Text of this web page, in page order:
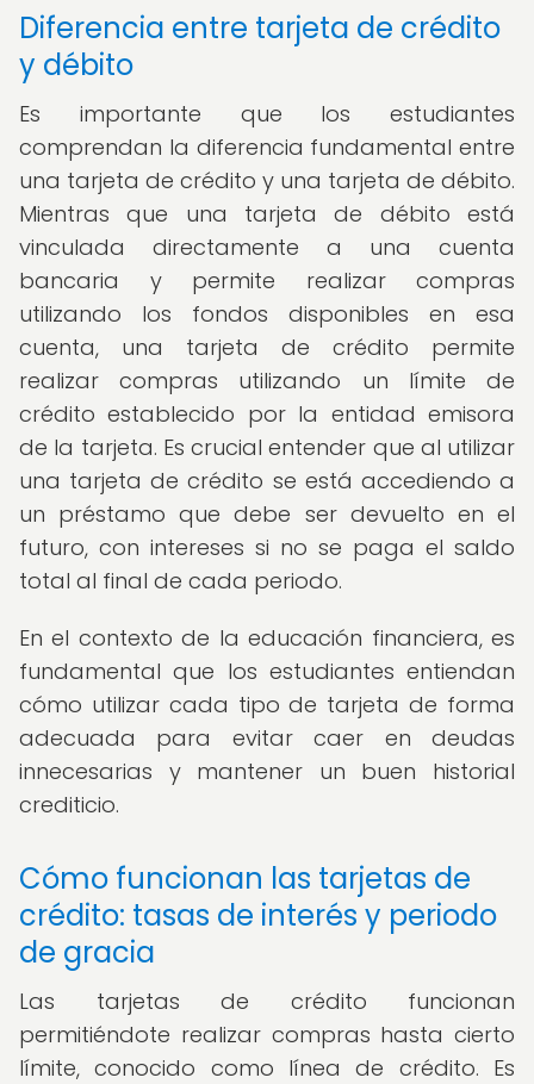
Diferencia entre tarjeta de crédito
y débito
Es importante que los estudiantes
comprendan la diferencia fundamental entre
una tarjeta de crédito y una tarjeta de débito.
Mientras que una tarjeta de débito está
vinculada directamente a una cuenta
bancaria y permite realizar compras
utilizando los fondos disponibles en esa
cuenta, una tarjeta de crédito permite
realizar compras utilizando un límite de
crédito establecido por la entidad emisora
de la tarjeta. Es crucial entender que al utilizar
una tarjeta de crédito se está accediendo a
un préstamo que debe ser devuelto en el
futuro, con intereses si no se paga el saldo
total al final de cada periodo.
En el contexto de la educación financiera, es
fundamental que los estudiantes entiendan
cómo utilizar cada tipo de tarjeta de forma
adecuada para evitar caer en deudas
innecesarias y mantener un buen historial
crediticio.
Cómo funcionan las tarjetas de
crédito: tasas de interés y periodo
de gracia
Las tarjetas de crédito funcionan
permitiéndote realizar compras hasta cierto
límite, conocido como línea de crédito. Es